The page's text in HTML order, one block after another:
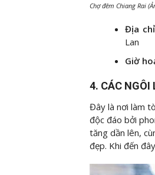
Chợ đêm Chiang Rai
Địa
Lan
Giờ
4. CÁC
Đây là nơi làm
độc đáo bởi
tăng dần lên,
đẹp. Khi đến